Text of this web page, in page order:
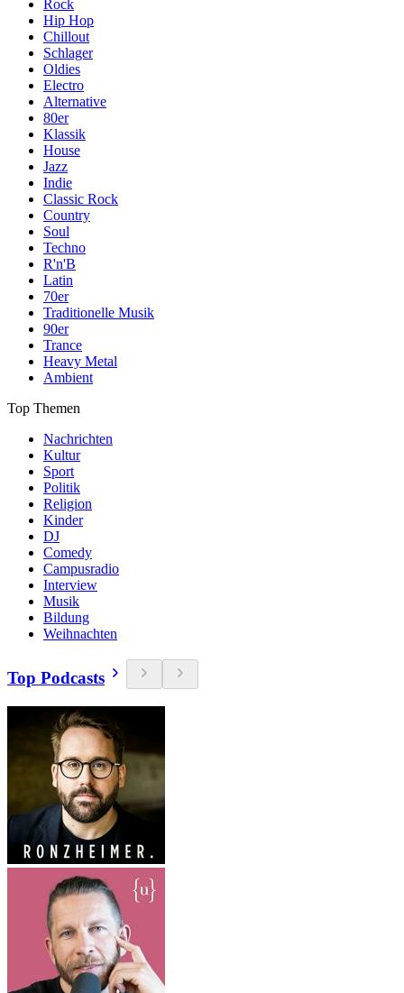
Rock
Hip Hop
Chillout
Schlager
Oldies
Electro
Alternative
80er
Klassik
House
Jazz
Indie
Classic Rock
Country
Soul
Techno
R'n'B
Latin
70er
Traditionelle Musik
90er
Trance
Heavy Metal
Ambient
Top Themen
Nachrichten
Kultur
Sport
Politik
Religion
Kinder
DJ
Comedy
Campusradio
Interview
Musik
Bildung
Weihnachten
Top Podcasts